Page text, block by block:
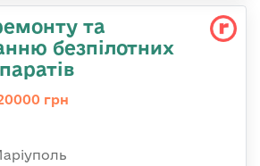
та
безпілотних
грн